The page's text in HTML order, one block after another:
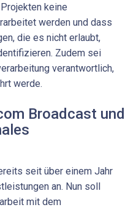
keine
werden und dass
die es nicht erlaubt,
Zudem sei
verantwortlich,
werde.
Broadcast und
seit über einem Jahr
an. Nun soll
mit dem